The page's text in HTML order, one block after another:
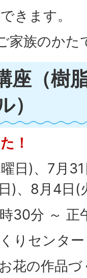
きます。
家族のかた
座（樹
）
！
日)、7月
)、8月4日(
分 ～ 正
りセンター
花の作品